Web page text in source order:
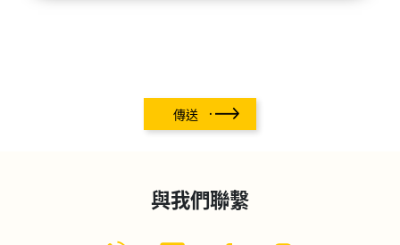
傳送
與我們聯繫